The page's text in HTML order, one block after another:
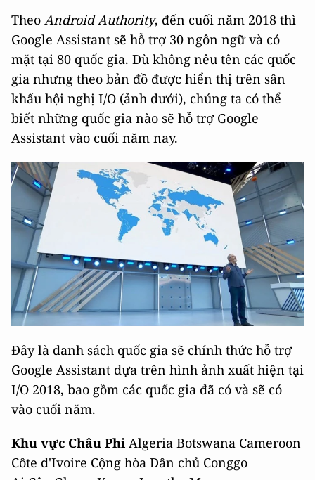
Theo Android Authority, đến cuối năm 2018 thì
Google Assistant sẽ hỗ trợ 30 ngôn ngữ và có
mặt tại 80 quốc gia. Dù không nêu tên các quốc
gia nhưng theo bản đồ được hiển thị trên sân
khấu hội nghị I/O (ảnh dưới), chúng ta có thể
biết những quốc gia nào sẽ hỗ trợ Google
Assistant vào cuối năm nay.
Đây là danh sách quốc gia sẽ chính thức hỗ trợ
Google Assistant dựa trên hình ảnh xuất hiện tại
I/O 2018, bao gồm các quốc gia đã có và sẽ có
vào cuối năm.
Khu vực Châu Phi Algeria Botswana Cameroon
Côte d'Ivoire Cộng hòa Dân chủ Conggo